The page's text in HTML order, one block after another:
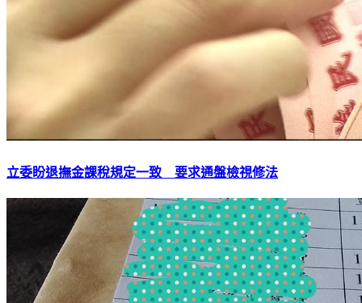
立委盼退撫金課稅規定一致 要求通盤檢視修法